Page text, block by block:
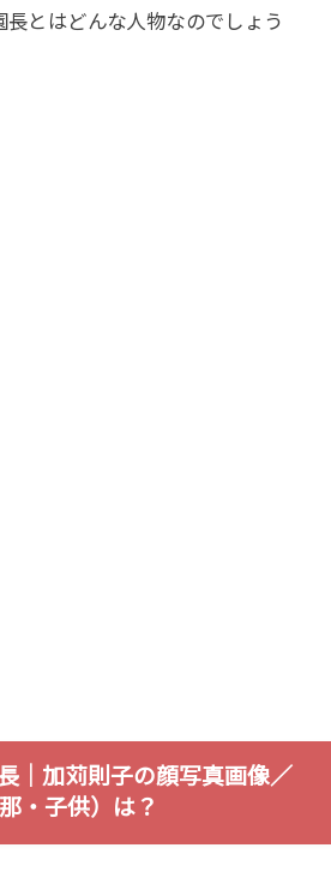
とはどんな人物なのでしょう
｜加苅則子の顔写真画像／
・子供）は？